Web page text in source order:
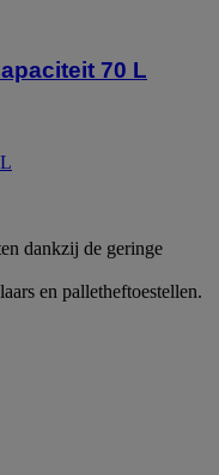
70 L
dankzij de geringe
en palletheftoestellen.